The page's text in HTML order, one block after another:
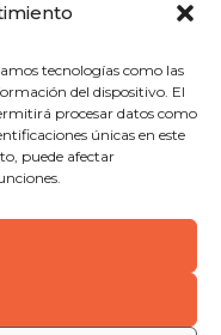
tecnologías como las
del dispositivo. El
procesar datos como
únicas en este
puede afectar
3, 46003 -
de compraEnvíos